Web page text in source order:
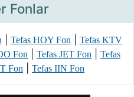
Fonlar
| Tefas HOY Fon|
Tefas KTV
Fon Tefas JET Fon
Tefas
Fon Tefas IIN Fon